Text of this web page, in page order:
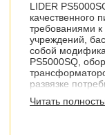
LIDER
качественного
требованиями к
учреждений,
собой
PS5000SQ,
развязке
защищенности
Читать